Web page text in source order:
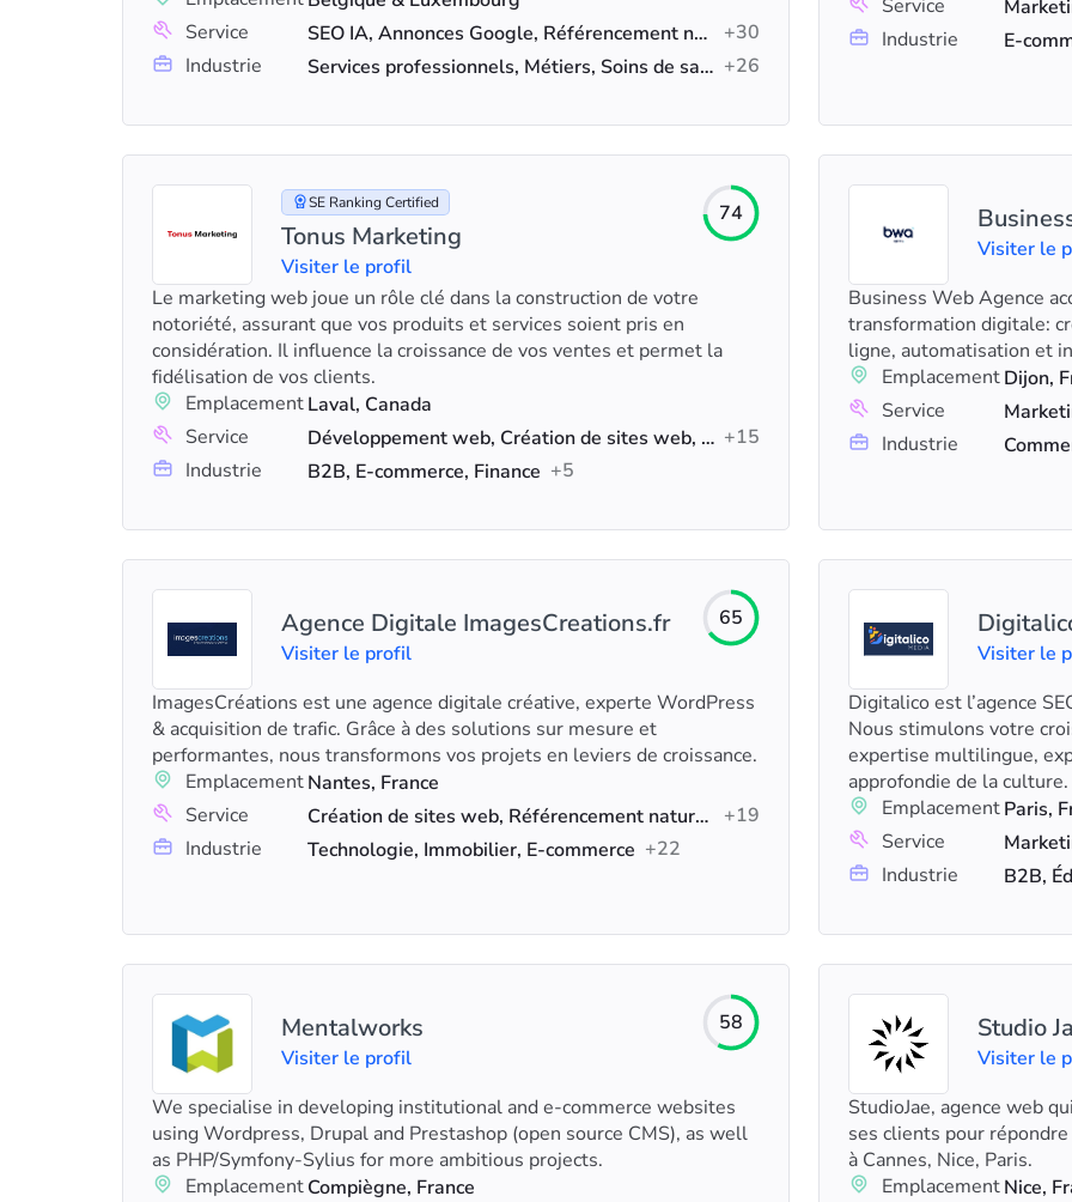
Service
SEO IA, Annonces Google, Référencement naturel (SEO)
+30
Industrie
Services professionnels, Métiers, Soins de santé +26
Service
Industrie
E-
SE Ranking Certified
Tonus Marketing
Visiter le profil
74
Le marketing web joue un rôle clé dans la construction de votre
notoriété, assurant que vos produits et services soient pris en
considération. Il influence la croissance de vos ventes et permet la
fidélisation de vos clients.
EmplacementLaval, Canada
Service
Développement web, Création de sites web, Intégration et migration CRM +15
Industrie
B2B, E-commerce, Finance +5
Visiter le
Business Web Agence
transformation digitale:
ligne, automatisation et
EmplacementDijon,
Service
Industrie
Agence Digitale ImagesCreations.fr
Visiter le profil
65
ImagesCréations est une agence digitale créative, experte WordPress
& acquisition de trafic. Grâce à des solutions sur mesure et
performantes, nous transformons vos projets en leviers de croissance.
EmplacementNantes, France
Service
Création de sites web, Référencement naturel (SEO), Annonces Google
+19
Industrie
Technologie, Immobilier, E-commerce +22
Visiter le
Digitalico est l’agence
Nous stimulons votre
expertise multilingue,
approfondie de la culture.
EmplacementParis,
Service
Industrie
B2B,
Mentalworks
Visiter le profil
58
We specialise in developing institutional and e-commerce websites
using Wordpress, Drupal and Prestashop (open source CMS), as well
as PHP/Symfony-Sylius for more ambitious projects.
EmplacementCompiègne, France
Studio
Visiter le
StudioJae, agence web
ses clients pour
à Cannes, Nice, Paris.
EmplacementNice,